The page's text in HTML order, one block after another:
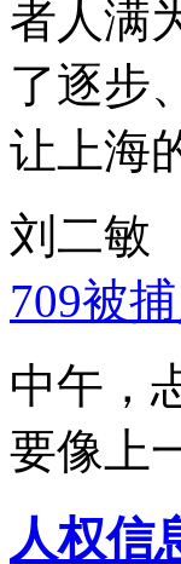
者人满
了逐步
让上海
刘二敏
709被
中午，
要像上
人权信